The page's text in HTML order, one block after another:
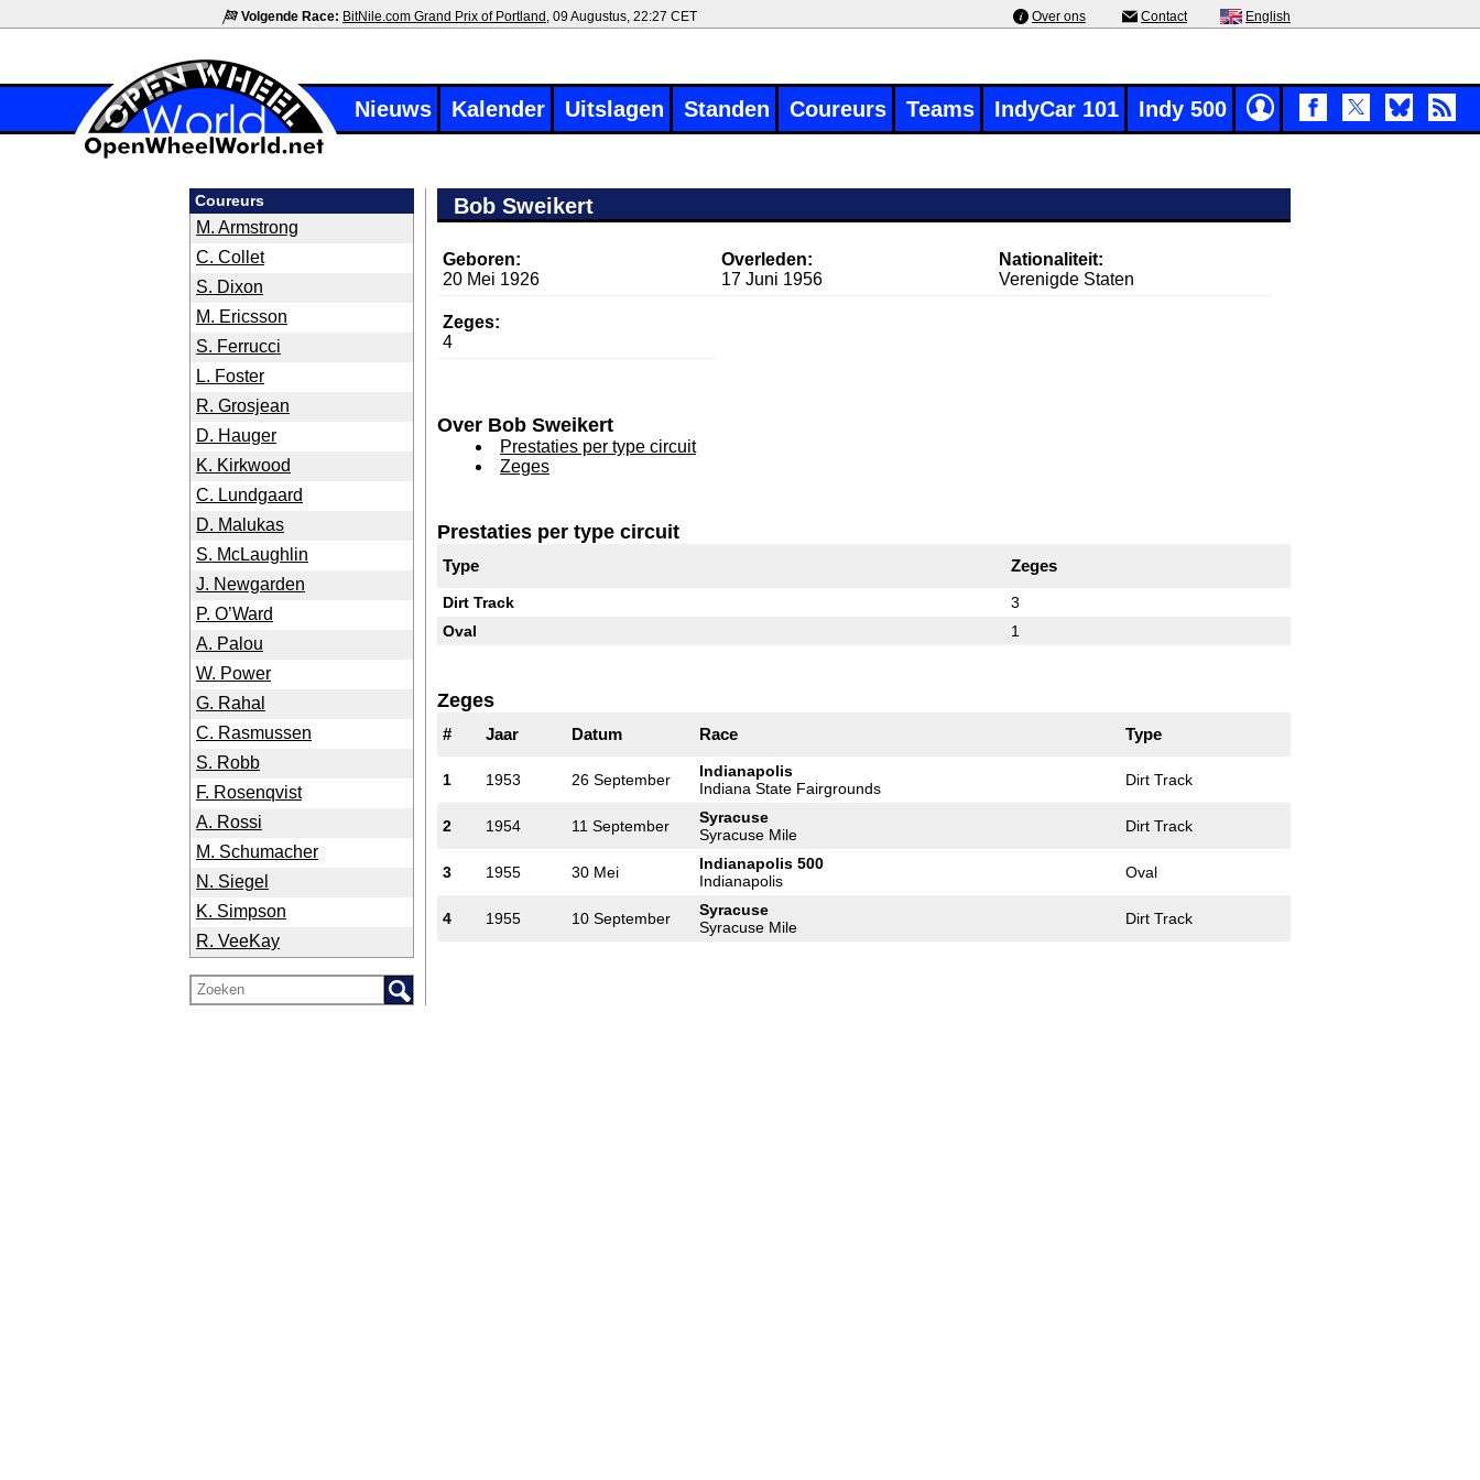
Volgende Race: BitNile.com Grand Prix of Portland , 09 Augustus, 22:27 CET Over ons Contact English
Nieuws Kalender Uitslagen Standen Coureurs Teams IndyCar 101 Indy 500
Coureurs
M. Armstrong
C. Collet
S. Dixon
M. Ericsson
S. Ferrucci
L. Foster
R. Grosjean
D. Hauger
K. Kirkwood
C. Lundgaard
D. Malukas
S. McLaughlin
J. Newgarden
P. O’Ward
A. Palou
W. Power
G. Rahal
C. Rasmussen
S. Robb
F. Rosenqvist
A. Rossi
M. Schumacher
N. Siegel
K. Simpson
R. VeeKay
Bob Sweikert
Geboren:
20 Mei 1926
Overleden:
17 Juni 1956
Nationaliteit:
Verenigde Staten
Zeges:
4
Over Bob Sweikert
Prestaties per type circuit
Zeges
Prestaties per type circuit
Type Zeges
Dirt Track
3
Oval
1
Zeges
# Jaar Datum Race Type
1 1953 26 September
Indianapolis
Indiana State Fairgrounds
Dirt Track
2 1954 11 September
Syracuse
Syracuse Mile
Dirt Track
3 1955 30 Mei
Indianapolis 500
Indianapolis
Oval
4 1955 10 September
Syracuse
Syracuse Mile
Dirt Track